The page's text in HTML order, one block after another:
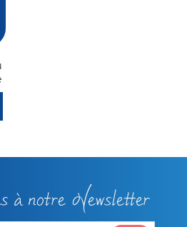
à notre Newsletter